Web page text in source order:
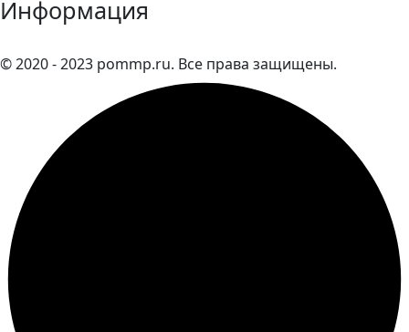
Информация
© 2020 - 2023 pommp.ru. Все права защищены.